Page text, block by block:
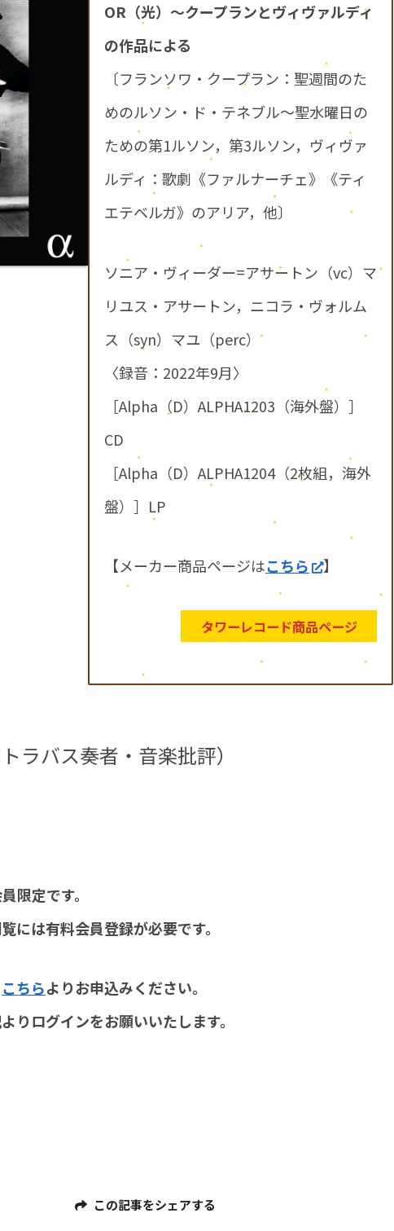
OR（光）～クープランとヴィヴァルディ
の作品による
〔フランソワ・クープラン：聖週間のた
めのルソン・ド・テネブル～聖水曜日の
ための第1ルソン，第3ルソン，ヴィヴァ
ルディ：歌劇《ファルナーチェ》《ティ
エテベルガ》のアリア，他〕
ソニア・ヴィーダー=アサートン（vc）マ
リユス・アサートン，ニコラ・ヴォルム
ス（syn）マユ（perc）
〈録音：2022年9月〉
［Alpha（D）ALPHA1203（海外盤）］
CD
［Alpha（D）ALPHA1204（2枚組，海外
盤）］LP
【メーカー商品ページはこちら 】
タワーレコード商品ページ
ラバス奏者・音楽批評）
限定です。
は有料会員登録が必要です。
こちらよりお申込みください。
りログインをお願いいたします。
この記事をシェアする